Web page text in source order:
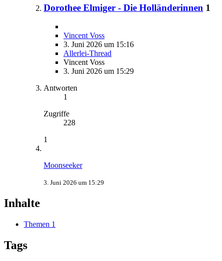
Dorothee Elmiger - Die Holländerinnen 1
Vincent Voss
3. Juni 2026 um 15:16
Allerlei-Thread
Vincent Voss
3. Juni 2026 um 15:29
Antworten
1
Zugriffe
228
1
Moonseeker
3. Juni 2026 um 15:29
Inhalte
Themen 1
Tags